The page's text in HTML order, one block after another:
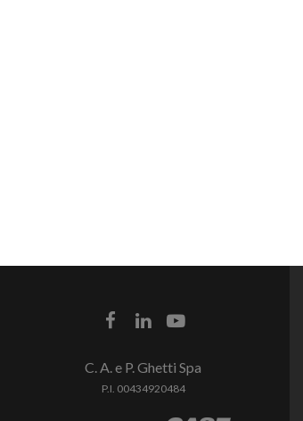
C. A. e P. Ghetti Spa
P.I. 00434920484